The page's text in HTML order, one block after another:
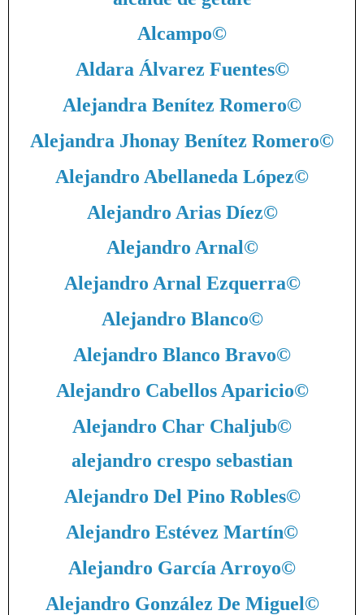
Alcampo©
Aldara Álvarez Fuentes©
Alejandra Benítez Romero©
Alejandra Jhonay Benítez Romero©
Alejandro Abellaneda López©
Alejandro Arias Díez©
Alejandro Arnal©
Alejandro Arnal Ezquerra©
Alejandro Blanco©
Alejandro Blanco Bravo©
Alejandro Cabellos Aparicio©
Alejandro Char Chaljub©
alejandro crespo sebastian
Alejandro Del Pino Robles©
Alejandro Estévez Martín©
Alejandro García Arroyo©
Alejandro González De Miguel©